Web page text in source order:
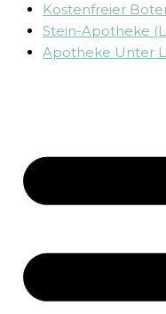
Kostenfreier
Stein-Apotheke
Apotheke Unter